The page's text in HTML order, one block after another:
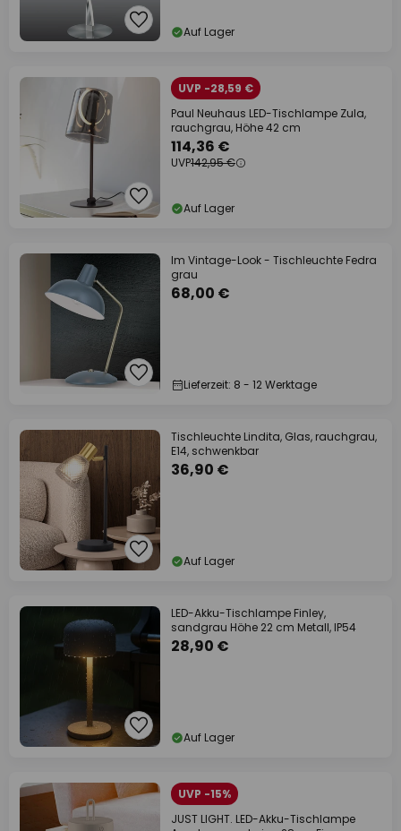
Auf Lager
UVP -28,59 €
Paul Neuhaus LED-Tischlampe Zula,
rauchgrau, Höhe 42 cm
114,36 €
UVP142,95 €
Auf Lager
Im Vintage-Look - Tischleuchte Fedra
grau
68,00 €
Lieferzeit: 8 - 12 Werktage
Tischleuchte Lindita, Glas, rauchgrau,
E14, schwenkbar
36,90 €
Auf Lager
LED-Akku-Tischlampe Finley,
sandgrau Höhe 22 cm Metall, IP54
28,90 €
Auf Lager
UVP -15%
JUST LIGHT. LED-Akku-Tischlampe